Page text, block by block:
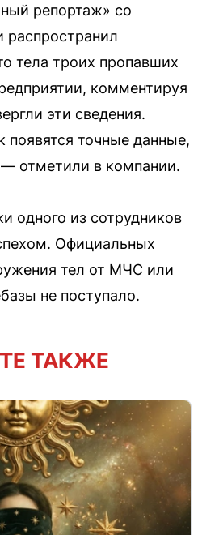
репортаж» со
распространил
тела троих пропавших
комментируя
эти сведения.
появятся точные данные,
отметили в компании.
одного из сотрудников
Официальных
тел от МЧС или
не поступало.
ТАКЖЕ